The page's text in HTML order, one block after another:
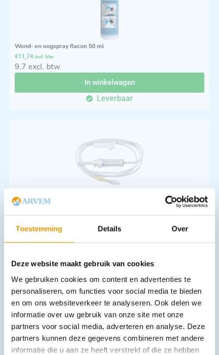
Toestemming Details Over
Deze website maakt gebruik van cookies
We gebruiken cookies om content en advertenties te
personaliseren, om functies voor social media te bieden
en om ons websiteverkeer te analyseren. Ook delen we
informatie over uw gebruik van onze site met onze
partners voor social media, adverteren en analyse. Deze
partners kunnen deze gegevens combineren met andere
informatie die u aan ze heeft verstrekt of die ze hebben
Wond- en oogspray flacon 50 ml
€11,74 incl. btw
9.7 excl. btw
In winkelwagen
Leverbaar
Infuusset IG met druppelkamer
67 excl. btw